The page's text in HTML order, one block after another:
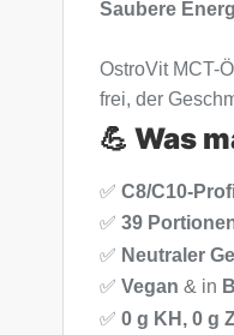
Saubere
OstroVit MCT-
frei, der
💪 Was
✅ C8/C10-
✅ 39
✅ Neutraler
✅ Vegan & in
✅ 0 g KH, 0 g